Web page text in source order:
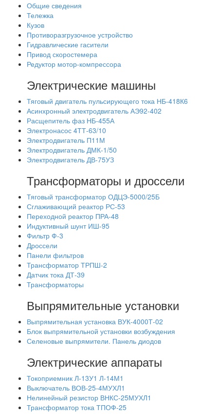
Общие сведения
Тележка
Кузов
Противоразгрузочное устройство
Гидравлические гасители
Привод скоростемера
Редуктор мотор-компрессора
Электрические машины
Тяговый двигатель пульсирующего тока НБ-418К6
Асинхронный электродвигатель АЭ92-402
Расщепитель фаз НБ-455А
Электронасос 4ТТ-63/10
Электродвигатель П11М
Электродвигатель ДМК-1/50
Электродвигатель ДВ-75УЗ
Трансформаторы и дроссели
Тяговый трансформатор ОДЦЭ-5000/25Б
Сглаживающий реактор РС-53
Переходной реактор ПРА-48
Индуктивный шунт ИШ-95
Фильтр Ф-3
Дроссели
Панели фильтров
Трансформатор ТРПШ-2
Датчик тока ДТ-39
Трансформаторы
Выпрямительные установки
Выпрямительная установка ВУК-4000Т-02
Блок выпрямительной установки возбуждения
Селеновые выпрямители. Панель диодов
Электрические аппараты
Токоприемник Л-13У1 Л-14М1
Выключатель ВОВ-25-4МУХЛ1
Нелинейный резистор ВНКС-25МУХЛ1
Трансформатор тока ТПОФ-25